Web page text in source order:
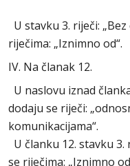
U stavku 3. riječi:
riječima: „Iznimno od“.
IV. Na članak 12.
U naslovu iznad
dodaju se riječi:
komunikacijama“.
U članku 12. stavku 3.
se riječima: „Iznimno